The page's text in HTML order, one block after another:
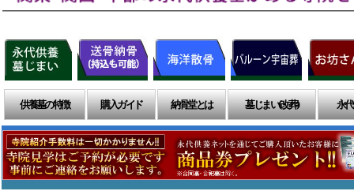
供養墓の特徴 購入ガイド 納骨堂とは 墓じまい(改葬) 永